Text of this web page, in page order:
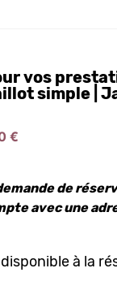
vos
simple |
€
de
avec une
à la